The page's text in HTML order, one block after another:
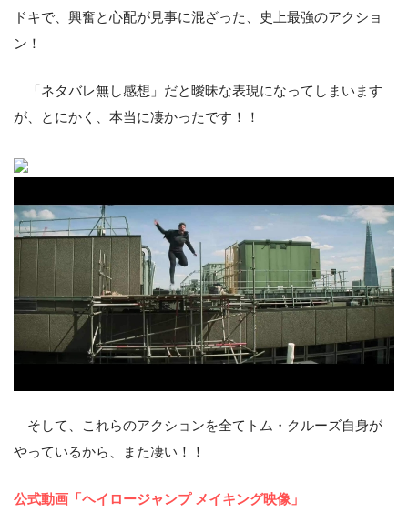
ドキで、興奮と心配が見事に混ざった、史上最強のアクショ
ン！
「ネタバレ無し感想」だと曖昧な表現になってしまいます
が、とにかく、本当に凄かったです！！
そして、これらのアクションを全てトム・クルーズ自身が
やっているから、また凄い！！
公式動画「ヘイロージャンプ メイキング映像」